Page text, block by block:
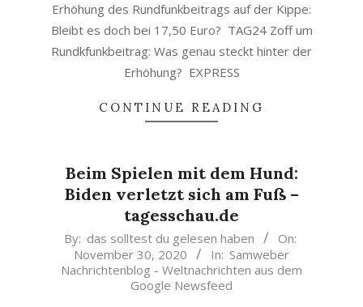
Erhöhung des Rundfunkbeitrags auf der Kippe:
Bleibt es doch bei 17,50 Euro? TAG24 Zoff um
Rundkfunkbeitrag: Was genau steckt hinter der
Erhöhung? EXPRESS
CONTINUE READING
Beim Spielen mit dem Hund:
Biden verletzt sich am Fuß –
tagesschau.de
2020-
30
By: das solltest du gelesen haben
On:
November 30, 2020
In: Samweber
Nachrichtenblog - Weltnachrichten aus dem
Google Newsfeed